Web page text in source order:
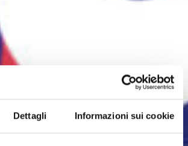
Dettagli Informazioni sui cookie